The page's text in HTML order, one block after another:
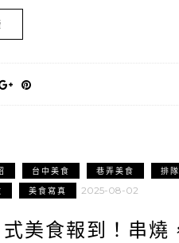
台中美食 巷弄美食 排
美食寫真 2025-08-02
美食報到！串燒